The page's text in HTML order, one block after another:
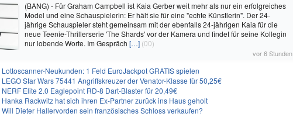
(BANG) - Für Graham Campbell ist Kaia Gerber weit mehr als nur ein erfolgreiches
Model und eine Schauspielerin: Er hält sie für eine "echte Künstlerin". Der 24-
jährige Schauspieler steht gemeinsam mit der ebenfalls 24-jährigen Kaia für die
neue Teenie-Thrillerserie 'The Shards' vor der Kamera und findet für seine Kollegin
nur lobende Worte. Im Gespräch […] (00)
vor 6 Stunden
Lottoscanner-Neukunden: 1 Feld EuroJackpot GRATIS spielen
LEGO Star Wars 75441 Angriffskreuzer der Venator-Klasse für 50,25€
NERF Elite 2.0 Eaglepoint RD-8 Dart-Blaster für 20,49€
Hanka Rackwitz hat sich ihren Ex-Partner zurück ins Haus geholt
Will Dieter Hallervorden sein französisches Schloss verkaufen?